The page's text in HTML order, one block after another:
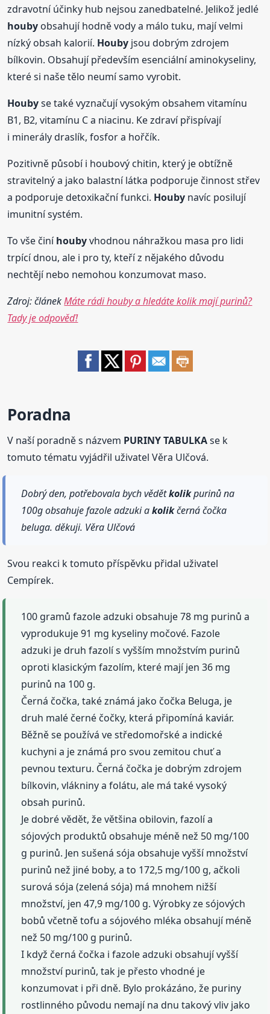
zdravotní účinky hub nejsou zanedbatelné. Jelikož jedlé
houby obsahují hodně vody a málo tuku, mají velmi
nízký obsah kalorií. Houby jsou dobrým zdrojem
bílkovin. Obsahují především esenciální aminokyseliny,
které si naše tělo neumí samo vyrobit.
Houbyse také vyznačují vysokým obsahem vitamínu
B1, B2, vitamínu C a niacinu. Ke zdraví přispívají
i minerály draslík, fosfor a hořčík.
Pozitivně působí i houbový chitin, který je obtížně
stravitelný a jako balastní látka podporuje činnost střev
a podporuje detoxikační funkci. Houby navíc posilují
imunitní systém.
To vše činíhoubyvhodnou náhražkou masa pro lidi
trpící dnou, ale i pro ty, kteří z nějakého důvodu
nechtějí nebo nemohou konzumovat maso.
Zdroj: článekMáte rádi houby a hledáte kolik mají purinů?
Tady je odpověď!
Poradna
V naší poradně s názvem PURINY TABULKAse k
tomuto tématu vyjádřil uživatel Věra Ulčová.
Dobrý den, potřebovala bych vědětkolikpurinů na
100g obsahuje fazole adzuki akolikčerná čočka
beluga. děkuji. Věra Ulčová
Svou reakci k tomuto příspěvku přidal uživatel
Cempírek.
100 gramů fazole adzuki obsahuje 78 mg purinů a
vyprodukuje 91 mg kyseliny močové. Fazole
adzuki je druh fazolí s vyšším množstvím purinů
oproti klasickým fazolím, které mají jen 36 mg
purinů na 100 g.
Černá čočka, také známá jako čočka Beluga, je
druh malé černé čočky, která připomíná kaviár.
Běžně se používá ve středomořské a indické
kuchyni a je známá pro svou zemitou chuť a
pevnou texturu. Černá čočka je dobrým zdrojem
bílkovin, vlákniny a folátu, ale má také vysoký
obsah purinů.
Je dobré vědět, že většina obilovin, fazolí a
sójových produktů obsahuje méně než 50 mg/100
g purinů. Jen sušená sója obsahuje vyšší množství
purinů než jiné boby, a to 172,5 mg/100 g, ačkoli
surová sója (zelená sója) má mnohem nižší
množství, jen 47,9 mg/100 g. Výrobky ze sójových
bobů včetně tofu a sójového mléka obsahují méně
než 50 mg/100 g purinů.
I když černá čočka i fazole adzuki obsahují vyšší
množství purinů, tak je přesto vhodné je
konzumovat i při dně. Bylo prokázáno, že puriny
rostlinného původu nemají na dnu takový vliv jako